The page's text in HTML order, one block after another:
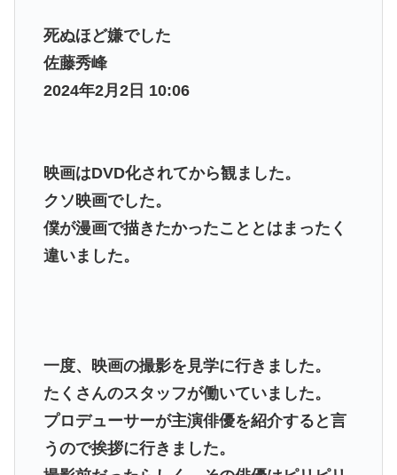
死ぬほど嫌でした
佐藤秀峰
2024年2月2日 10:06
映画はDVD化されてから観ました。
クソ映画でした。
僕が漫画で描きたかったこととはまったく
違いました。
一度、映画の撮影を見学に行きました。
たくさんのスタッフが働いていました。
プロデューサーが主演俳優を紹介すると言
うので挨拶に行きました。